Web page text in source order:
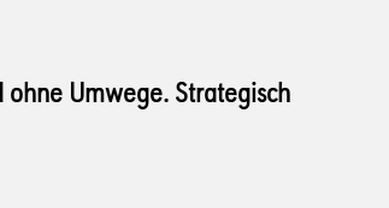
Umwege. Strategisch